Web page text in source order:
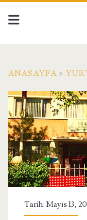
ANASAYFA >
Tarih: Mayıs 13,